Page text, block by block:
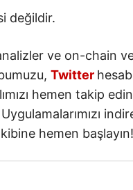
değildir.
ve on-chain
Twitter
hemen takip
Uygulamalarımızı
hemen başlayın!